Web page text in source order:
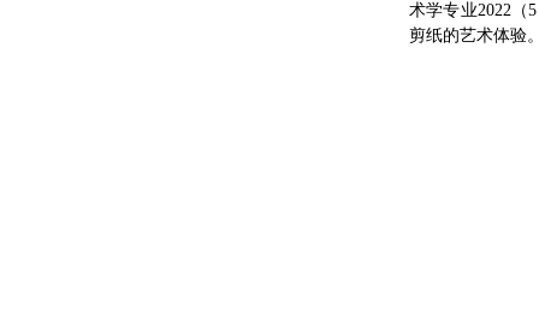
术学专业2022（
剪纸的艺术体验